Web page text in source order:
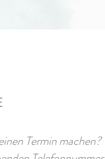
Termin machen?